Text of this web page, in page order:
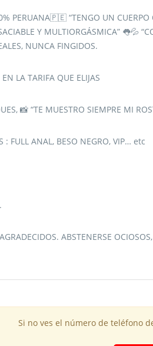
PERUANA🇵🇪 “TENGO UN
Y MULTIORGÁSMICA” 👅💦
NUNCA FINGIDOS.
LA TARIFA QUE ELIJAS
📸 “TE MUESTRO SIEMPRE MI
: FULL ANAL, BESO NEGRO, VIP… etc
ABSTENERSE
Si no ves el número de teléfono